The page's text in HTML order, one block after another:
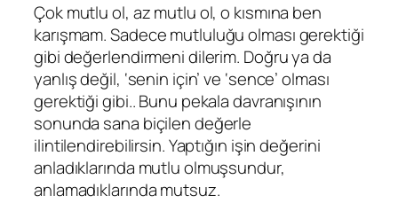
Çok mutlu ol, az mutlu ol, o kısmına ben
karışmam. Sadece mutluluğu olması gerektiği
gibi değerlendirmeni dilerim. Doğru ya da
yanlış değil, ‘senin için’ ve ‘sence’ olması
gerektiği gibi.. Bunu pekala davranışının
sonunda sana biçilen değerle
ilintilendirebilirsin. Yaptığın işin değerini
anladıklarında mutlu olmuşsundur,
anlamadıklarında mutsuz.